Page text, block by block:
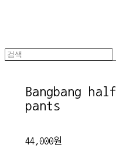
Bangbang half
pants
44,000원